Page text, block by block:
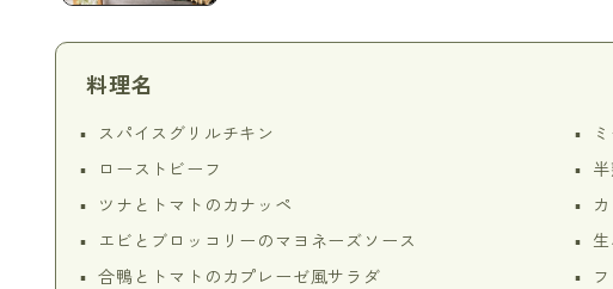
料理名
スパイスグリルチキン
ローストビーフ
ツナとトマトのカナッペ
エビとブロッコリーのマヨネーズソース
合鴨とトマトのカプレーゼ風サラダ